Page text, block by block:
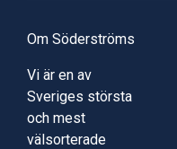
Om Söderströms
Vi är en av
Sveriges största
och mest
välsorterade